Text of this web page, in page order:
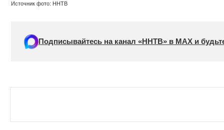
Источник фото: ННТВ
Подписывайтесь на канал «ННТВ» в МАХ и